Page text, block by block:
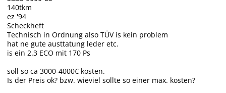
140tkm
ez '94
Scheckheft
Technisch in Ordnung also TÜV is kein problem
hat ne gute austtatung leder etc.
is ein 2.3 ECO mit 170 Ps
soll so ca 3000-4000€ kosten.
Is der Preis ok? bzw. wieviel sollte so einer max. kosten?